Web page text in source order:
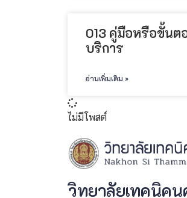
013 คู่มือหรือขั้นต
บริการ
อ่านเพิ่มเติม »
ไม่มีโพสต์
วิทยาลัยเทคนิค